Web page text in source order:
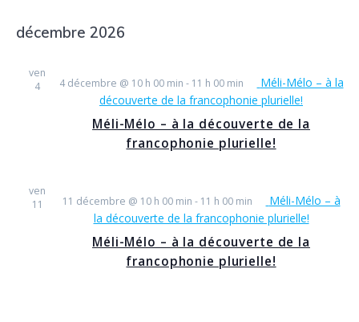
décembre 2026
ven
4
Méli-Mélo – à la découverte de la
francophonie plurielle!
4 décembre @ 10 h 00 min - 11 h 00 min
Méli-Mélo – à la
découverte de la francophonie plurielle!
ven
11
Méli-Mélo – à la découverte de la
francophonie plurielle!
11 décembre @ 10 h 00 min - 11 h 00 min
Méli-Mélo – à
la découverte de la francophonie plurielle!